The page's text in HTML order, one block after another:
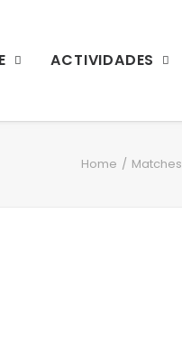
ACTIVIDADES
Home Matches